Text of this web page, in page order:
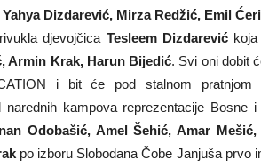
Dizdarević, Mirza Redžić, Emil
djevojčica Tesleem Dizdarevićkoja
Armin Krak, Harun Bijedić. Svi oni dobit
i bit će pod stalnom pratnjom
kampova reprezentacije Bosne
Odobašić, Amel Šehić, Amar
po izboru Slobodana Čobe Janjuša prvo